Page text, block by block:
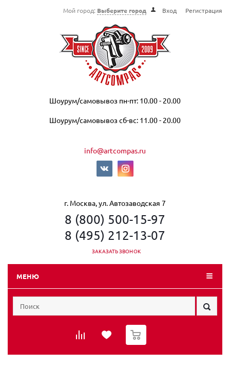
Мой город: Выберите город Вход Регистрация
Шоурум/самовывоз пн-пт: 10.00 - 20.00
Шоурум/самовывоз сб-вс: 11.00 - 20.00
info@artcompas.ru
г. Москва, ул. Автозаводская 7
8 (800) 500-15-97
8 (495) 212-13-07
ЗАКАЗАТЬ ЗВОНОК
МЕНЮ
0